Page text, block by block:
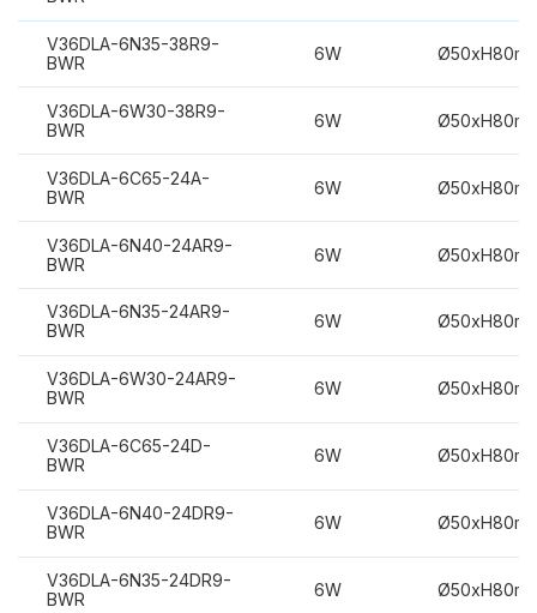
V36DLA-6N35-38R9-
BWR
6W
V36DLA-6W30-38R9-
BWR
6W
V36DLA-6C65-24A-
BWR
6W
V36DLA-6N40-24AR9-
BWR
6W
V36DLA-6N35-24AR9-
BWR
6W
V36DLA-6W30-24AR9-
BWR
6W
V36DLA-6C65-24D-
BWR
6W
V36DLA-6N40-24DR9-
BWR
6W
V36DLA-6N35-24DR9-
BWR
6W